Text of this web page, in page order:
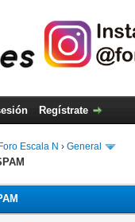
Regístrate
Escala N ›General